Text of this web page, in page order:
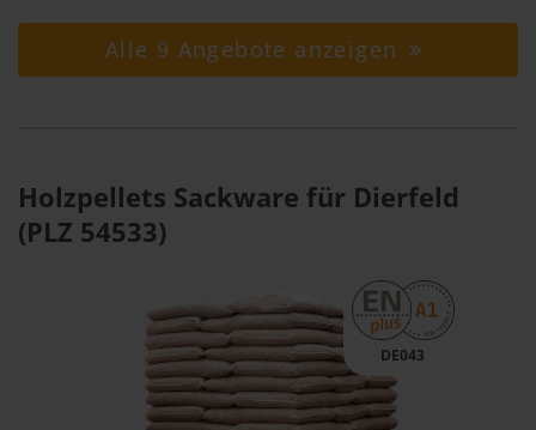
Alle 9 Angebote anzeigen
Holzpellets Sackware für Dierfeld
(PLZ 54533)
DE043